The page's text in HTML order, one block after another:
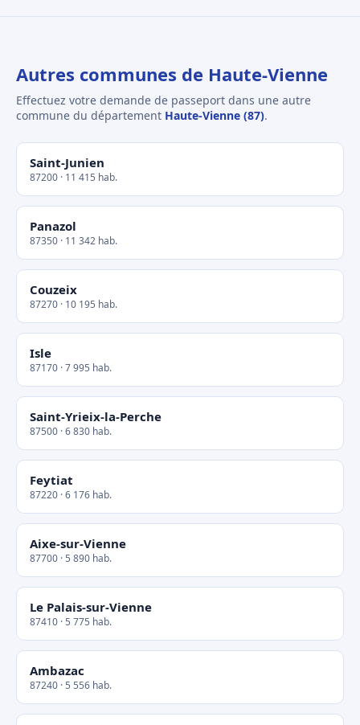
Autres communes de Haute-Vienne
Effectuez votre demande de passeport dans une autre
commune du département Haute-Vienne (87).
Saint-Junien
87200 · 11 415 hab.
Panazol
87350 · 11 342 hab.
Couzeix
87270 · 10 195 hab.
Isle
87170 · 7 995 hab.
Saint-Yrieix-la-Perche
87500 · 6 830 hab.
Feytiat
87220 · 6 176 hab.
Aixe-sur-Vienne
87700 · 5 890 hab.
Le Palais-sur-Vienne
87410 · 5 775 hab.
Ambazac
87240 · 5 556 hab.